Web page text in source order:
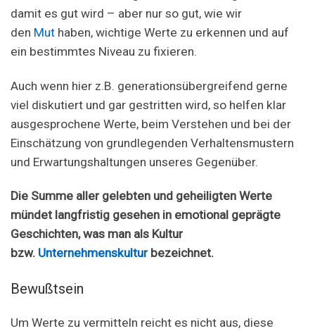
damit es gut wird – aber nur so gut, wie wir
den Mut haben, wichtige Werte zu erkennen und auf
ein bestimmtes Niveau zu fixieren.
Auch wenn hier z.B. generationsübergreifend gerne
viel diskutiert und gar gestritten wird, so helfen klar
ausgesprochene Werte, beim Verstehen und bei der
Einschätzung von grundlegenden Verhaltensmustern
und Erwartungshaltungen unseres Gegenüber.
Die Summe aller gelebten und geheiligten Werte
mündet langfristig gesehen in emotional geprägte
Geschichten, was man als Kultur
bzw. Unternehmenskulturbezeichnet.
Bewußtsein
Um Werte zu vermitteln reicht es nicht aus, diese